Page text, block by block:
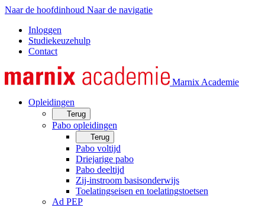
Naar de hoofdinhoud Naar de navigatie
Inloggen
Studiekeuzehulp
Contact
Marnix Academie
Opleidingen
Terug
Pabo opleidingen
Terug
Pabo voltijd
Driejarige pabo
Pabo deeltijd
Zij-instroom basisonderwijs
Toelatingseisen en toelatingstoetsen
Ad PEP